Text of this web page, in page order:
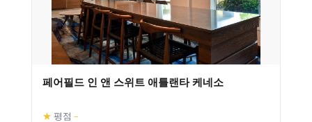
페어필드 인 앤 스위트 애틀랜타 케네소
★ 평점 –